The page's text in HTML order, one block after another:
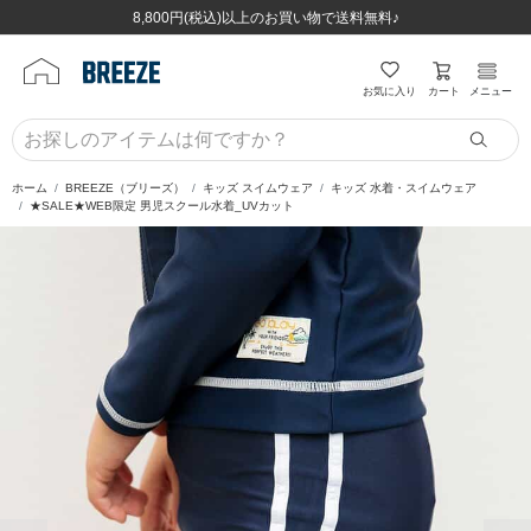
8,800円(税込)以上のお買い物で送料無料♪
ほぼ全品半額！！8/12(水)お昼12:59まで！！
8,800円(税込)以上のお買い物で送料無料♪
ほぼ全品半額！！8/12(水)お昼12:59まで！！
お気に入り カート メニュー
ホーム BREEZE（ブリーズ） キッズ スイムウェア
キッズ 水着・スイムウェア
★SALE★WEB限定 男児スクール水着_UVカット